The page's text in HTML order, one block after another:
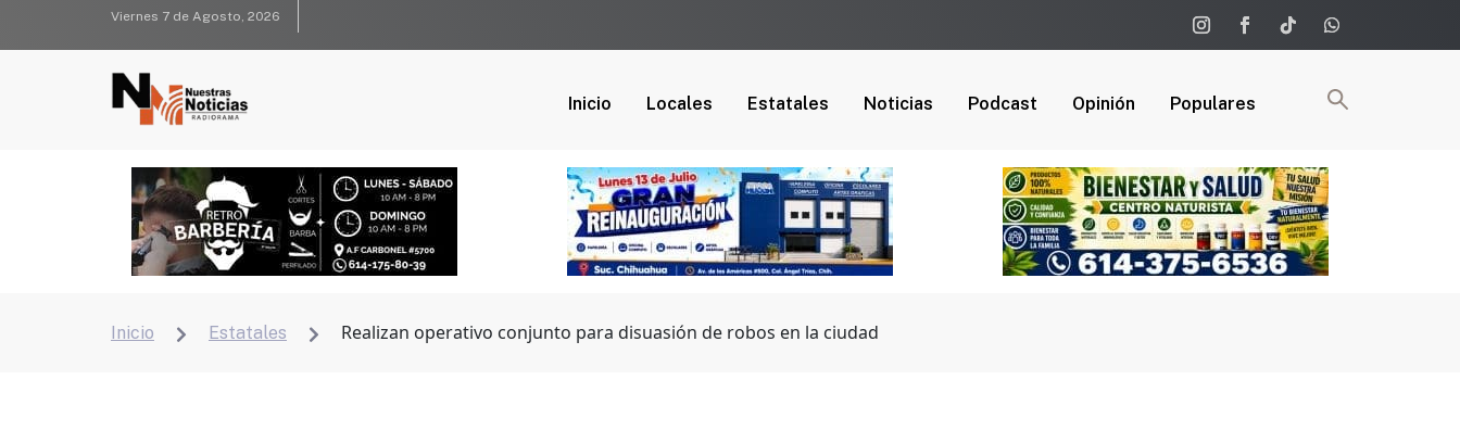
Viernes 7 de Agosto, 2026
Inicio Locales Estatales Noticias Podcast Opinión Populares
Inicio  Estatales  Realizan operativo conjunto para disuasión de robos en la ciudad